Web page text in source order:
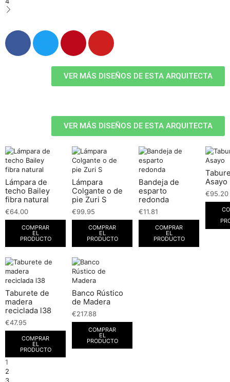
VER MÁS DISEÑOS DE ESTA ARQUITECTA
VER MÁS DISEÑOS DE ESTA ARQUITECTA
Lámpara de
techo Bailey
fibra natural
€64.00
COMPRAR
EL
PRODUCTO
Lámpara
Colgante o de
pie Zuri S
€99.95
COMPRAR
EL
PRODUCTO
Bandeja de
esparto
redonda
€11.81
COMPRAR
EL
PRODUCTO
Asayo
€95.20
Taburete de
madera
reciclada l38
€47.95
COMPRAR
EL
PRODUCTO
Banco Rústico
de Madera
€217.88
COMPRAR
EL
PRODUCTO
1
2